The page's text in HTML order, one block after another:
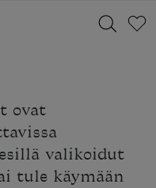
ovat
valikoidut
tule käymään